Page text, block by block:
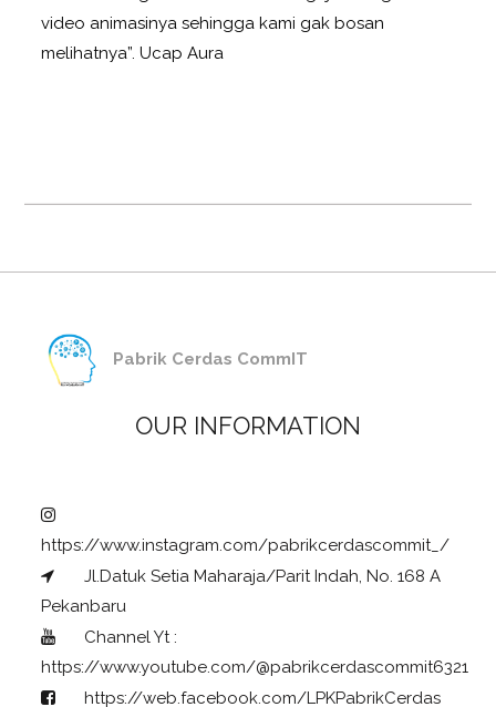
video animasinya sehingga kami gak bosan
melihatnya”. Ucap Aura
Pabrik Cerdas CommIT
OUR INFORMATION
https://www.instagram.com/pabrikcerdascommit_/
Jl.Datuk Setia Maharaja/Parit Indah, No. 168 A
Pekanbaru
Channel Yt :
https://www.youtube.com/@pabrikcerdascommit6321
https://web.facebook.com/LPKPabrikCerdas